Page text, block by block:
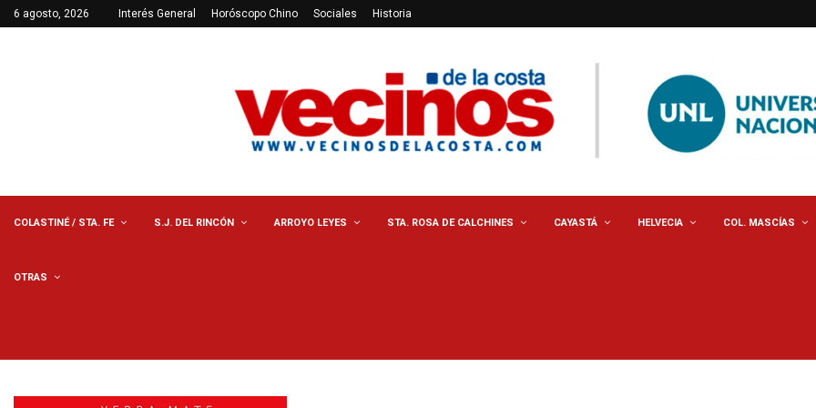
6 agosto, 2026 Interés General Horóscopo Chino Sociales Historia
COLASTINÉ / STA. FE S.J. DEL RINCÓN ARROYO LEYES STA. ROSA DE CALCHINES CAYASTÁ HELVECIA COL. MASCÍAS
OTRAS